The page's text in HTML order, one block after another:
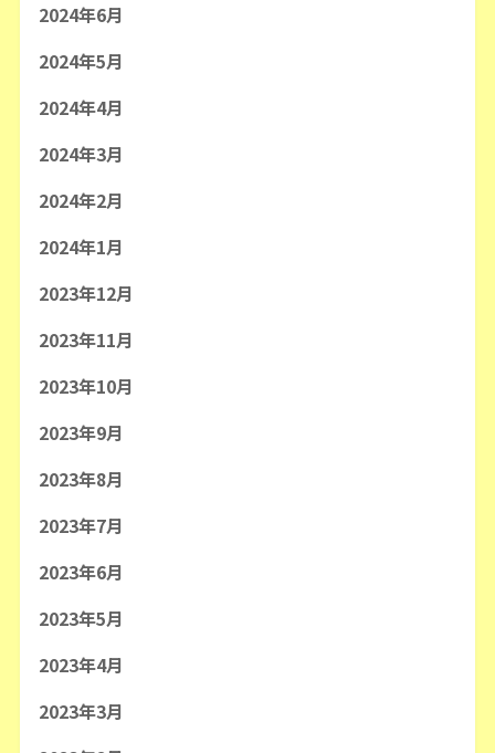
2024年6月
2024年5月
2024年4月
2024年3月
2024年2月
2024年1月
2023年12月
2023年11月
2023年10月
2023年9月
2023年8月
2023年7月
2023年6月
2023年5月
2023年4月
2023年3月